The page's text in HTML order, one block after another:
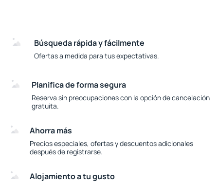
Búsqueda rápida y fácilmente
Ofertas a medida para tus expectativas.
Planifica de forma segura
Reserva sin preocupaciones con la opción de cancelación
gratuita.
Ahorra más
Precios especiales, ofertas y descuentos adicionales
después de registrarse.
Alojamiento a tu gusto